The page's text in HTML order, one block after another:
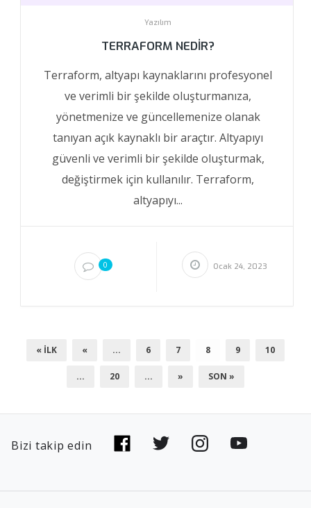
Yazılım
TERRAFORM NEDIR?
Terraform, altyapı kaynaklarını profesyonel
ve verimli bir şekilde oluşturmanıza,
yönetmenize ve güncellemenize olanak
tanıyan açık kaynaklı bir araçtır. Altyapıyı
güvenli ve verimli bir şekilde oluşturmak,
değiştirmek için kullanılır. Terraform,
altyapıyı...
0 Ocak 24, 2023
« İLK « ... 6 7 8 9 10
... 20 ... » SON »
Bizi takip edin